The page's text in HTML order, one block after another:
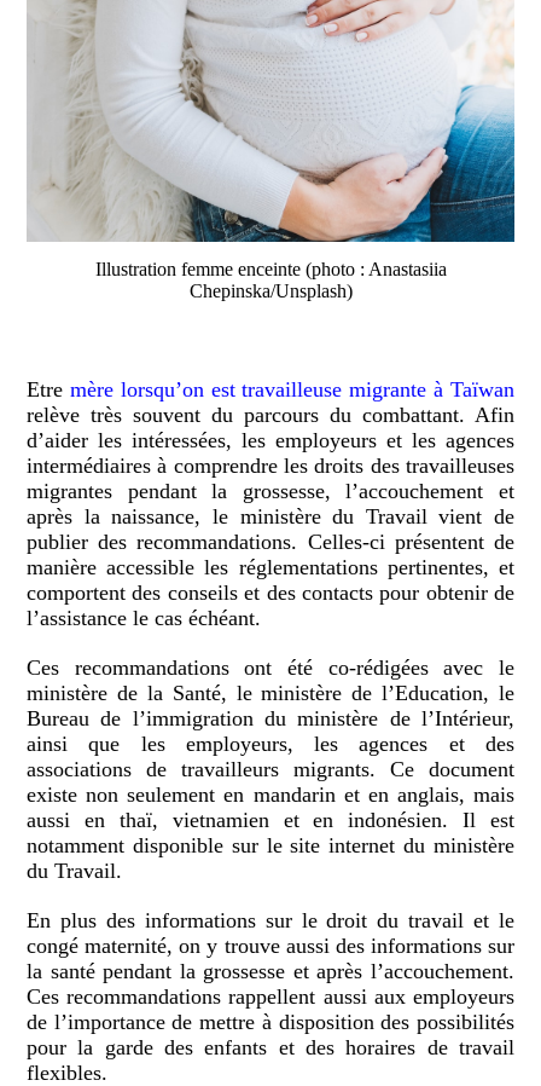
Illustration femme enceinte (photo : Anastasiia
Chepinska/Unsplash)
Etre mère lorsqu’on est travailleuse migrante à Taïwan
relève très souvent du parcours du combattant. Afin
d’aider les intéressées, les employeurs et les agences
intermédiaires à comprendre les droits des travailleuses
migrantes pendant la grossesse, l’accouchement et
après la naissance, le ministère du Travail vient de
publier des recommandations. Celles-ci présentent de
manière accessible les réglementations pertinentes, et
comportent des conseils et des contacts pour obtenir de
l’assistance le cas échéant.
Ces recommandations ont été co-rédigées avec le
ministère de la Santé, le ministère de l’Education, le
Bureau de l’immigration du ministère de l’Intérieur,
ainsi que les employeurs, les agences et des
associations de travailleurs migrants. Ce document
existe non seulement en mandarin et en anglais, mais
aussi en thaï, vietnamien et en indonésien. Il est
notamment disponible sur le site internet du ministère
du Travail.
En plus des informations sur le droit du travail et le
congé maternité, on y trouve aussi des informations sur
la santé pendant la grossesse et après l’accouchement.
Ces recommandations rappellent aussi aux employeurs
de l’importance de mettre à disposition des possibilités
pour la garde des enfants et des horaires de travail
flexibles.